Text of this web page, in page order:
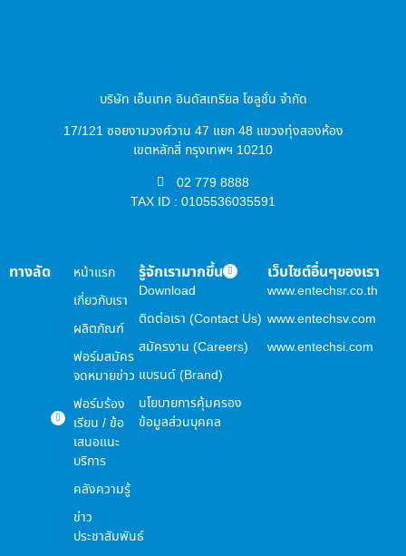
บริษัท เอ็นเทค อินดัสเทรียล โซลูชั่น จำกัด
17/121 ซอยงามวงศ์วาน 47 แยก 48 แขวงทุ่งสองห้อง
เขตหลักสี่ กรุงเทพฯ 10210
02 779 8888
TAX ID : 0105536035591
ทางลัด
หน้าแรก
เกี่ยวกับเรา
ผลิตภัณฑ์
ฟอร์มสมัคร
จดหมายข่าว
ฟอร์มร้อง
เรียน / ข้อ
เสนอแนะ
บริการ
คลังความรู้
ข่าว
ประชาสัมพันธ์
รู้จักเรามากขึ้น
Download
ติดต่อเรา (Contact Us)
สมัครงาน (Careers)
แบรนด์ (Brand)
นโยบายการคุ้มครอง
ข้อมูลส่วนบุคคล
เว็บไซต์อื่นๆของเรา
www.entechsr.co.th
www.entechsv.com
www.entechsi.com